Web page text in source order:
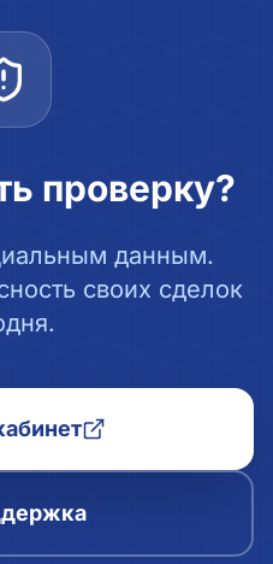
проверку?
данным.
своих сделок